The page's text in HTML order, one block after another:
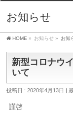
お知らせ
HOME » お知らせ » お知
新型コロナウ
いて
投稿日 : 2020年4月13日
謹啓